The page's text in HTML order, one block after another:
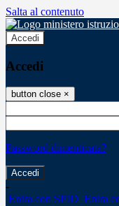
Salta al contenuto
Accedi
Accedi
button close ×
Password dimenticata?
-
Entra con SPID Entra